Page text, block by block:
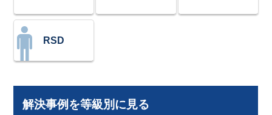
RSD
解決事例を等級別に見る